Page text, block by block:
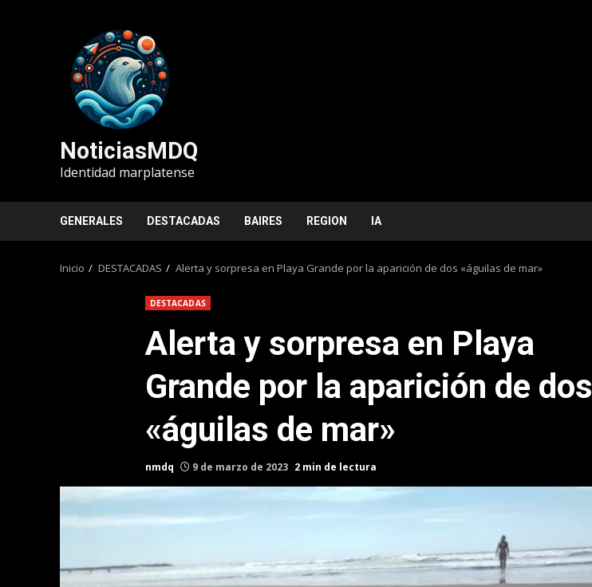
NoticiasMDQ
Identidad marplatense
GENERALES DESTACADAS BAIRES REGION IA
Inicio DESTACADAS Alerta y sorpresa en Playa Grande por la aparición de dos «águilas de mar»
DESTACADAS
Alerta y sorpresa en Playa
Grande por la aparición de dos
«águilas de mar»
nmdq 9 de marzo de 2023 2 min de lectura